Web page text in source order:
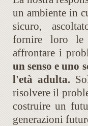
un ambiente in
sicuro,
fornire loro le
affrontare i
un senso e uno
l'età adulta.
risolvere il
costruire un
generazioni